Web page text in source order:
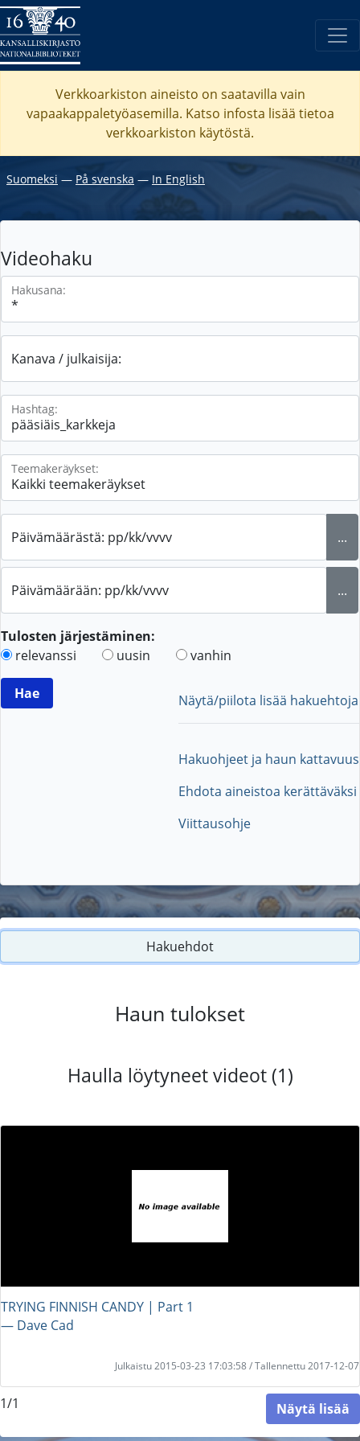
Verkkoarkiston aineisto on saatavilla vain
vapaakappaletyöasemilla. Katso infosta lisää tietoa
verkkoarkiston käytöstä.
Suomeksi ― På svenska ― In English
Videohaku
Hakusana:
Kanava / julkaisija:
Hashtag:
Teemakeräykset:
Päivämäärästä: pp/kk/vvvv ...
Päivämäärään: pp/kk/vvvv ...
Tulosten järjestäminen:
relevanssi
uusin vanhin
Näytä/piilota lisää hakuehtoja
Hakuohjeet ja haun kattavuus
Ehdota aineistoa kerättäväksi
Viittausohje
Hakuehdot
Haun tulokset
Haulla löytyneet videot (1)
TRYING FINNISH CANDY | Part 1
― Dave Cad
Julkaistu 2015-03-23 17:03:58 / Tallennettu 2017-12-07
1/1 Näytä lisää